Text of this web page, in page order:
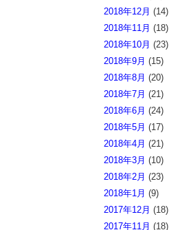
2018年12月 (14)
2018年11月 (18)
2018年10月 (23)
2018年9月 (15)
2018年8月 (20)
2018年7月 (21)
2018年6月 (24)
2018年5月 (17)
2018年4月 (21)
2018年3月 (10)
2018年2月 (23)
2018年1月 (9)
2017年12月 (18)
2017年11月 (18)